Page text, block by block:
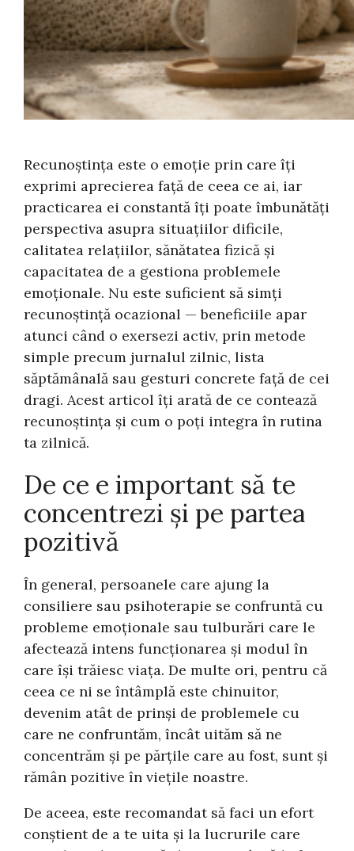
Recunoștința este o emoție prin care îți
exprimi aprecierea față de ceea ce ai, iar
practicarea ei constantă îți poate îmbunătăți
perspectiva asupra situațiilor dificile,
calitatea relațiilor, sănătatea fizică și
capacitatea de a gestiona problemele
emoționale. Nu este suficient să simți
recunoștință ocazional — beneficiile apar
atunci când o exersezi activ, prin metode
simple precum jurnalul zilnic, lista
săptămânală sau gesturi concrete față de cei
dragi. Acest articol îți arată de ce contează
recunoștința și cum o poți integra în rutina
ta zilnică.
De ce e important să te
concentrezi și pe partea
pozitivă
În general, persoanele care ajung la
consiliere sau psihoterapie se confruntă cu
probleme emoționale sau tulburări care le
afectează intens funcționarea și modul în
care își trăiesc viața. De multe ori, pentru că
ceea ce ni se întâmplă este chinuitor,
devenim atât de prinși de problemele cu
care ne confruntăm, încât uităm să ne
concentrăm și pe părțile care au fost, sunt și
rămân pozitive în viețile noastre.
De aceea, este recomandat să faci un efort
conștient de a te uita și la lucrurile care